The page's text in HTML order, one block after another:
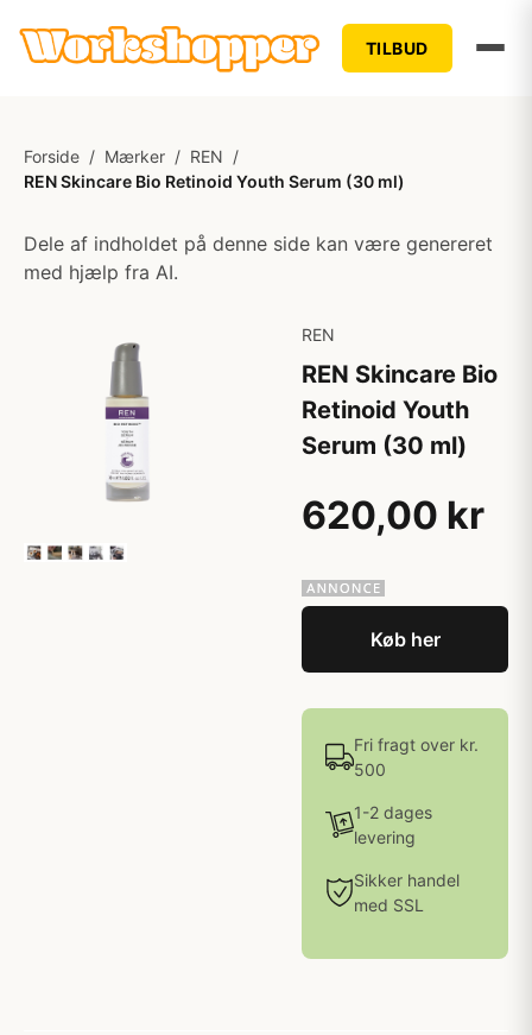
TILBUD
Forside / Mærker / REN /
REN Skincare Bio Retinoid Youth Serum (30 ml)
Dele af indholdet på denne side kan være genereret
med hjælp fra AI.
REN
REN Skincare Bio
Retinoid Youth
Serum (30 ml)
620,00 kr
Køb her
Fri fragt over kr.
500
1-2 dages
levering
Sikker handel
med SSL